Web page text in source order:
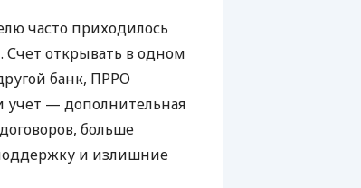
часто приходилось
Счет открывать в одном
банк, ПРРО
учет — дополнительная
больше
и излишние